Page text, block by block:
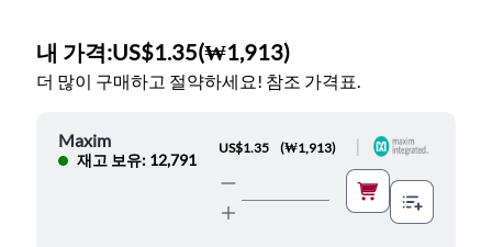
내 가격:US$1.35(₩1,913)
더 많이 구매하고 절약하세요! 참조 가격표.
Maxim
재고 보유: 12,791
US$1.35 (₩1,913)